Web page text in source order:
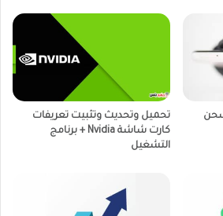
تحميل وتحديث وتثبيت تعريفات
كارت شاشة Nvidia + برنامج
التشغيل